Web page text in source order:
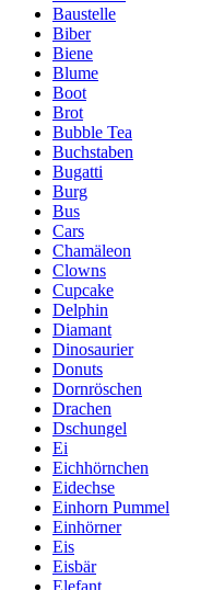
Baustelle
Biber
Biene
Blume
Boot
Brot
Bubble Tea
Buchstaben
Bugatti
Burg
Bus
Cars
Chamäleon
Clowns
Cupcake
Delphin
Diamant
Dinosaurier
Donuts
Dornröschen
Drachen
Dschungel
Ei
Eichhörnchen
Eidechse
Einhorn Pummel
Einhörner
Eis
Eisbär
Elefant